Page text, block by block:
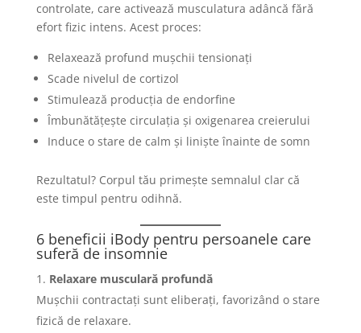
controlate, care activează musculatura adâncă fără
efort fizic intens. Acest proces:
Relaxează profund mușchii tensionați
Scade nivelul de cortizol
Stimulează producția de endorfine
Îmbunătățește circulația și oxigenarea creierului
Induce o stare de calm și liniște înainte de somn
Rezultatul? Corpul tău primește semnalul clar că
este timpul pentru odihnă.
6 beneficii iBody pentru persoanele care
suferă de insomnie
Relaxare musculară profundă
Mușchii contractați sunt eliberați, favorizând o stare
fizică de relaxare.